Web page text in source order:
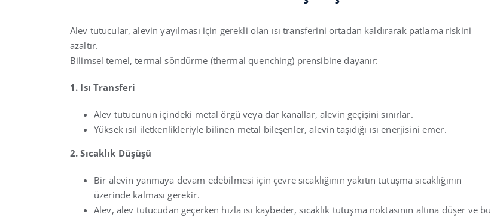
Alev tutucular, alevin yayılması için gerekli olan ısı transferini ortadan kaldırarak patlama riskini
azaltır.
Bilimsel temel, termal söndürme (thermal quenching) prensibine dayanır:
1. Isı Transferi
Alev tutucunun içindeki metal örgü veya dar kanallar, alevin geçişini sınırlar.
Yüksek ısıl iletkenlikleriyle bilinen metal bileşenler, alevin taşıdığı ısı enerjisini emer.
2. Sıcaklık Düşüşü
Bir alevin yanmaya devam edebilmesi için çevre sıcaklığının yakıtın tutuşma sıcaklığının
üzerinde kalması gerekir.
Alev, alev tutucudan geçerken hızla ısı kaybeder, sıcaklık tutuşma noktasının altına düşer ve bu